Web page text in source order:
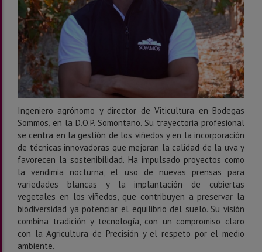
Ingeniero agrónomo y director de Viticultura en Bodegas
Sommos, en la D.O.P. Somontano. Su trayectoria profesional
se centra en la gestión de los viñedos y en la incorporación
de técnicas innovadoras que mejoran la calidad de la uva y
favorecen la sostenibilidad. Ha impulsado proyectos como
la vendimia nocturna, el uso de nuevas prensas para
variedades blancas y la implantación de cubiertas
vegetales en los viñedos, que contribuyen a preservar la
biodiversidad ya potenciar el equilibrio del suelo. Su visión
combina tradición y tecnología, con un compromiso claro
con la Agricultura de Precisión y el respeto por el medio
ambiente.